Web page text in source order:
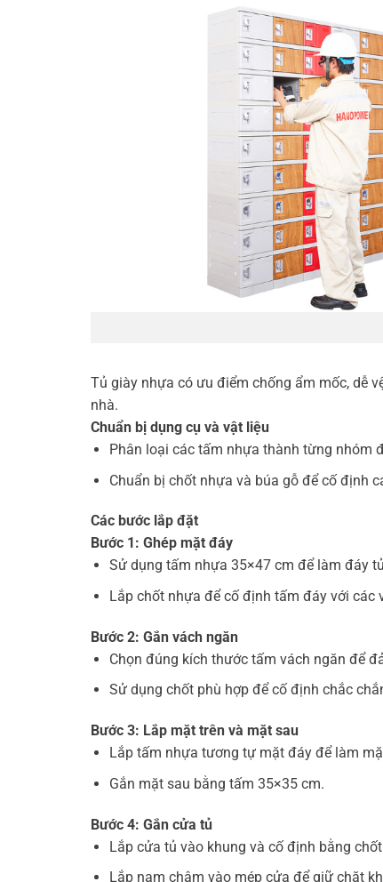
Tủ giày nhựa có ưu điểm chống ẩm mốc, dễ
nhà.
Chuẩn bị dụng cụ và vật liệu
Phân loại các tấm nhựa thành từng nhóm
Chuẩn bị chốt nhựa và búa gỗ để cố định
Các bước lắp đặt
Bước 1: Ghép mặt đáy
Sử dụng tấm nhựa 35×47 cm để làm đáy
Lắp chốt nhựa để cố định tấm đáy với các
Bước 2: Gắn vách ngăn
Chọn đúng kích thước tấm vách ngăn để
Sử dụng chốt phù hợp để cố định chắc
Bước 3: Lắp mặt trên và mặt sau
Lắp tấm nhựa tương tự mặt đáy để làm
Gắn mặt sau bằng tấm 35×35 cm.
Bước 4: Gắn cửa tủ
Lắp cửa tủ vào khung và cố định bằng
Lắp nam châm vào mép cửa để giữ chặt